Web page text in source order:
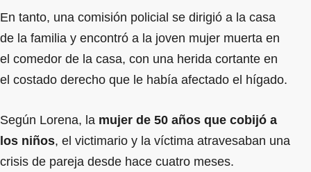
En tanto, una comisión policial se dirigió a la casa
de la familia y encontró a la joven mujer muerta en
el comedor de la casa, con una herida cortante en
el costado derecho que le había afectado el hígado.
Según Lorena, la mujer de 50 años que cobijó a
los niños, el victimario y la víctima atravesaban una
crisis de pareja desde hace cuatro meses.